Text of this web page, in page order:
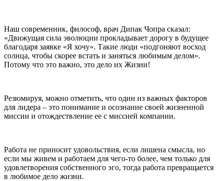
Наш современник, философ, врач Дипак Чопра сказал:
«Движущая сила эволюции прокладывает дорогу в будущее
благодаря заявке «Я хочу». Такие люди «подгоняют восход
солнца, чтобы скорее встать и заняться любимым делом».
Потому что это важно, это дело их Жизни!
Резюмируя, можно отметить, что один из важных факторов
для лидера – это понимание и осознание своей жизненной
миссии и отождествление ее с миссией компании.
Работа не приносит удовольствия, если лишена смысла, но
если мы живем и работаем для чего-то более, чем только для
удовлетворения собственного эго, тогда работа превращается
в любимое дело жизни.